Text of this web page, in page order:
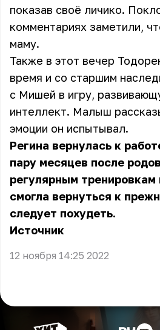
показав своё личико.
комментариях заметили,
маму.
Также в этот вечер
время и со старшим
с Мишей в игру,
интеллект. Малыш
эмоции он испытывал.
Регина вернулась к
пару месяцев после
регулярным тренировкам
смогла вернуться к
следует похудеть.
Источник
12 ноября 14:25 2022